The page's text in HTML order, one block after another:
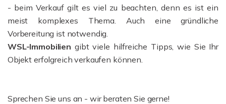
- beim Verkauf gilt es viel zu beachten, denn es ist ein
meist komplexes Thema. Auch eine gründliche
Vorbereitung ist notwendig.
WSL-Immobilien gibt viele hilfreiche Tipps, wie Sie Ihr
Objekt erfolgreich verkaufen können.
Sprechen Sie uns an - wir beraten Sie gerne!